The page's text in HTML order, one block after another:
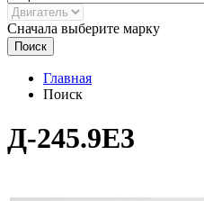
Сначала выберите марку
Поиск
Главная
Поиск
Д-245.9Е3